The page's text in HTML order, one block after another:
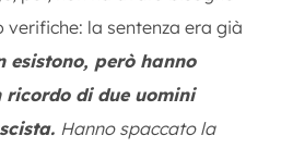
la sentenza era già
esistono, però hanno
di due uomini
Hanno spaccato la